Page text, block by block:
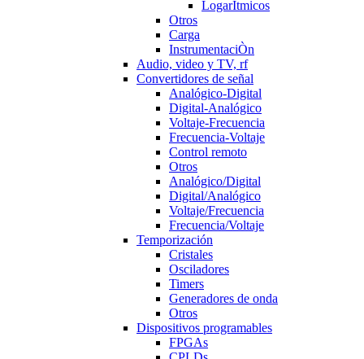
LogarÍtmicos
Otros
Carga
InstrumentaciÒn
Audio, video y TV, rf
Convertidores de señal
Analógico-Digital
Digital-Analógico
Voltaje-Frecuencia
Frecuencia-Voltaje
Control remoto
Otros
Analógico/Digital
Digital/Analógico
Voltaje/Frecuencia
Frecuencia/Voltaje
Temporización
Cristales
Osciladores
Timers
Generadores de onda
Otros
Dispositivos programables
FPGAs